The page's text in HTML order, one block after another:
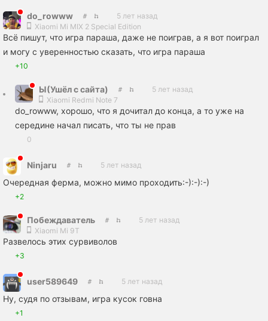
do_rowww
5 лет назад
Xiaomi Mi MIX 2 Special Edition
Всё пишут, что игра параша, даже не поиграв, а я вот поиграл
и могу с уверенностью сказать, что игра параша
+10
Ы(Ушёл с сайта)
5 лет назад
Xiaomi Redmi Note 7
do_rowww, хорошо, что я дочитал до конца, а то уже на
середине начал писать, что ты не прав
0
Ninjaru 5 лет назад
Очередная ферма, можно мимо проходить:-):-):-)
+2
Побеждаватель
5 лет назад
Xiaomi Mi 9T
Развелось этих сурвиволов
+3
user589649 5 лет назад
Ну, судя по отзывам, игра кусок говна
+1